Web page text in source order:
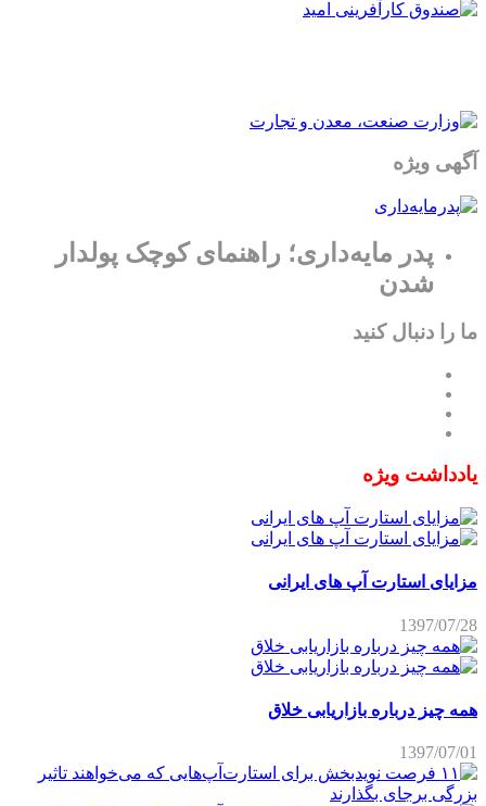
آگهی ویژه
پدر مایه‌داری؛ راهنمای کوچک پولدار
شدن
ما را دنبال کنید
یادداشت ویژه
مزایای استارت آپ های ایرانی
1397/07/28
همه چیز درباره بازاریابی خلاق
1397/07/01